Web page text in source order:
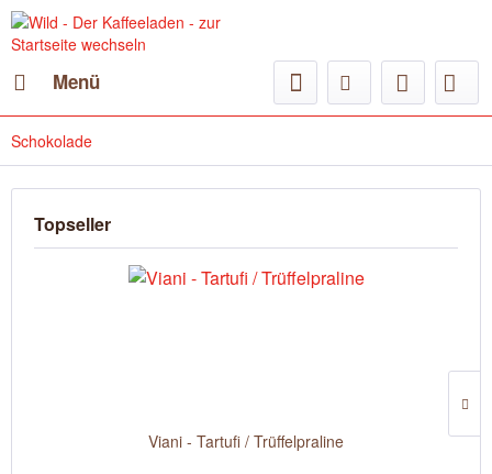
Menü
Schokolade
Topseller
Viani - Tartufi / Trüffelpraline